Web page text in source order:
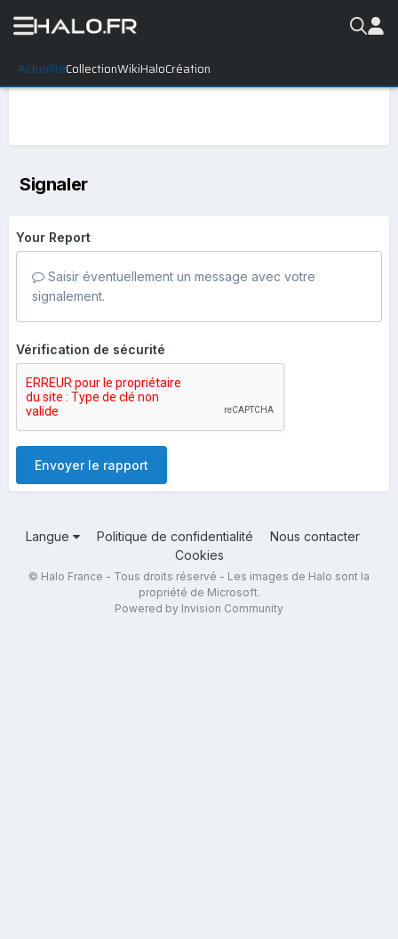
ActualitéCollectionWikiHaloCréation
Signaler
Your Report
Saisir éventuellement un message avec votre
signalement.
Vérification de sécurité
Envoyer le rapport
Langue Politique de confidentialité
Nous contacter
Cookies
© Halo France - Tous droits réservé - Les images de Halo sont la
propriété de Microsoft.
Powered by Invision Community